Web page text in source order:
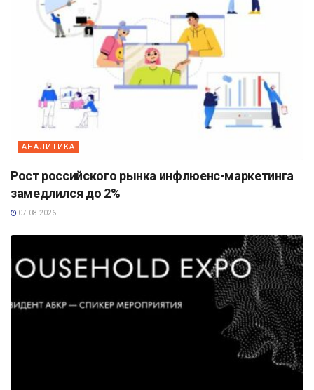
АНАЛИТИКА
Рост российского рынка инфлюенс-маркетинга
замедлился до 2%
07.08.2026